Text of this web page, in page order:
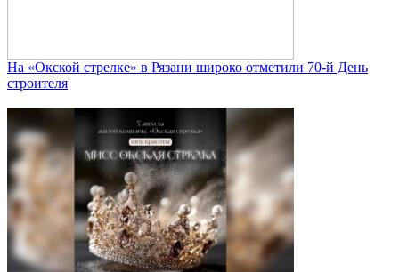
На «Окской стрелке» в Рязани широко отметили 70-й День
строителя